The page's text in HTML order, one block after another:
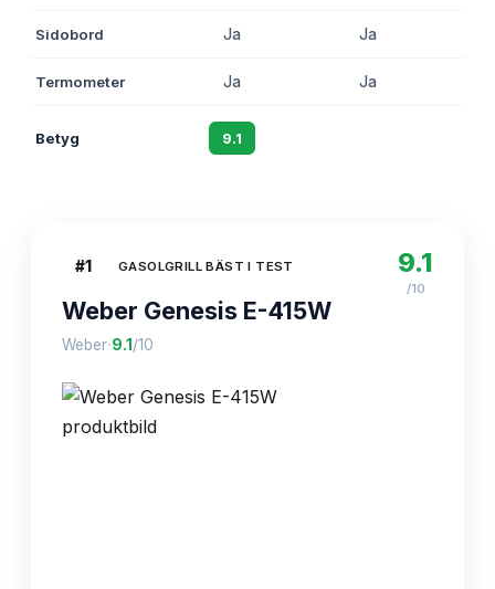
Sidobord Ja Ja
Termometer Ja Ja
Betyg 9.1
#1 GASOLGRILL BÄST I TEST
Weber Genesis E-415W
Weber·9.1 /10
9.1
/10